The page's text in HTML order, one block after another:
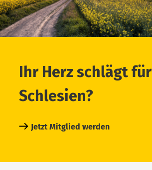
Ihr Herz schlägt für
Schlesien?
Jetzt Mitglied werden